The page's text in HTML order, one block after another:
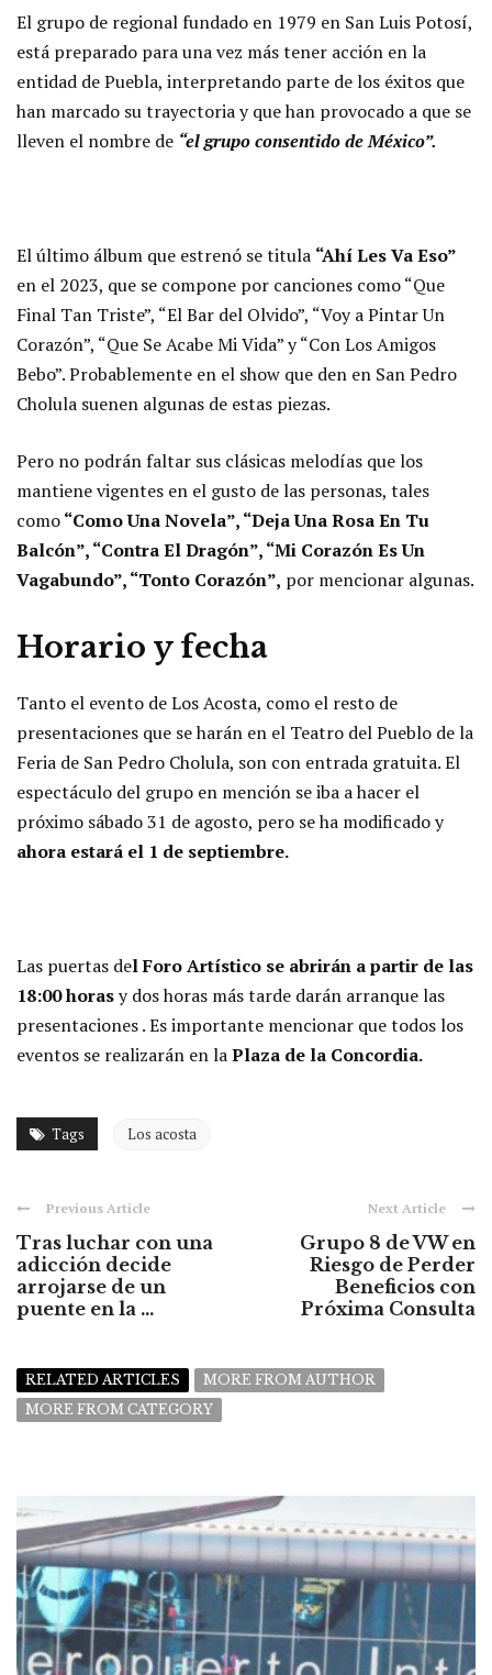
El grupo de regional fundado en 1979 en San Luis Potosí,
está preparado para una vez más tener acción en la
entidad de Puebla, interpretando parte de los éxitos que
han marcado su trayectoria y que han provocado a que se
lleven el nombre de “el grupo consentido de México”.
El último álbum que estrenó se titula “Ahí Les Va Eso”
en el 2023, que se compone por canciones como “Que
Final Tan Triste”, “El Bar del Olvido”, “Voy a Pintar Un
Corazón”, “Que Se Acabe Mi Vida” y “Con Los Amigos
Bebo”. Probablemente en el show que den en San Pedro
Cholula suenen algunas de estas piezas.
Pero no podrán faltar sus clásicas melodías que los
mantiene vigentes en el gusto de las personas, tales
como“Como Una Novela”, “Deja Una Rosa En Tu
Balcón”, “Contra El Dragón”, “Mi Corazón Es Un
Vagabundo”, “Tonto Corazón”, por mencionar algunas.
Horario y fecha
Tanto el evento de Los Acosta, como el resto de
presentaciones que se harán en el Teatro del Pueblo de la
Feria de San Pedro Cholula, son con entrada gratuita. El
espectáculo del grupo en mención se iba a hacer el
próximo sábado 31 de agosto, pero se ha modificado y
ahora estará el 1 de septiembre.
Las puertas del Foro Artístico se abrirán a partir de las
18:00 horasy dos horas más tarde darán arranque las
presentaciones . Es importante mencionar que todos los
eventos se realizarán en laPlaza de la Concordia.
Tags Los acosta
Previous Article
Tras luchar con una
adicción decide
arrojarse de un
puente en la ...
Next Article
Grupo 8 de VW en
Riesgo de Perder
Beneficios con
Próxima Consulta
RELATED ARTICLES
MORE FROM AUTHOR
MORE FROM CATEGORY